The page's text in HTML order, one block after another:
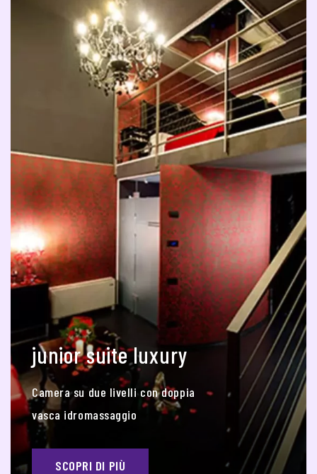
junior suite luxury
Camera su due livelli con doppia
vasca idromassaggio
SCOPRI DI PIÙ